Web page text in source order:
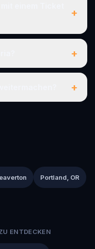
+
+
+
Portland, OR
ENTDECKEN